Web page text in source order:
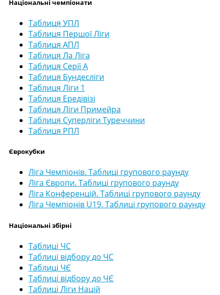
Національні чемпіонати
Таблиця УПЛ
Таблиця Першої Ліги
Таблиця АПЛ
Таблиця Ла Ліга
Таблиця Серії А
Таблиця Бундесліги
Таблиця Ліги 1
Таблиця Ередівізі
Таблиця Ліги Примейра
Таблиця Суперліги Туреччини
Таблиця РПЛ
Єврокубки
Ліга Чемпіонів. Таблиці групового раунду
Ліга Європи. Таблиці групового раунду
Ліга Конференцій. Таблиці групового раунду
Ліга Чемпіонів U19. Таблиці групового раунду
Національні збірні
Таблиці ЧС
Таблиці відбору до ЧС
Таблиці ЧЄ
Таблиці відбору до ЧЄ
Таблиці Ліги Націй